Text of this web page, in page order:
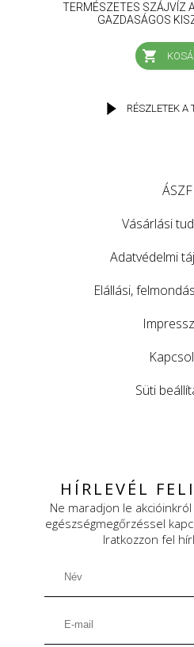
TERMÉSZETES SZÁJVÍZ
GAZDASÁGOS
RÉSZLETEK A
HÍRLEVÉL
Ne maradjon le
egészségmegőrzéssel
Iratkozzon fel
ÁSZF
Vásárlási
Adatvédelmi
Elállási,
Süti